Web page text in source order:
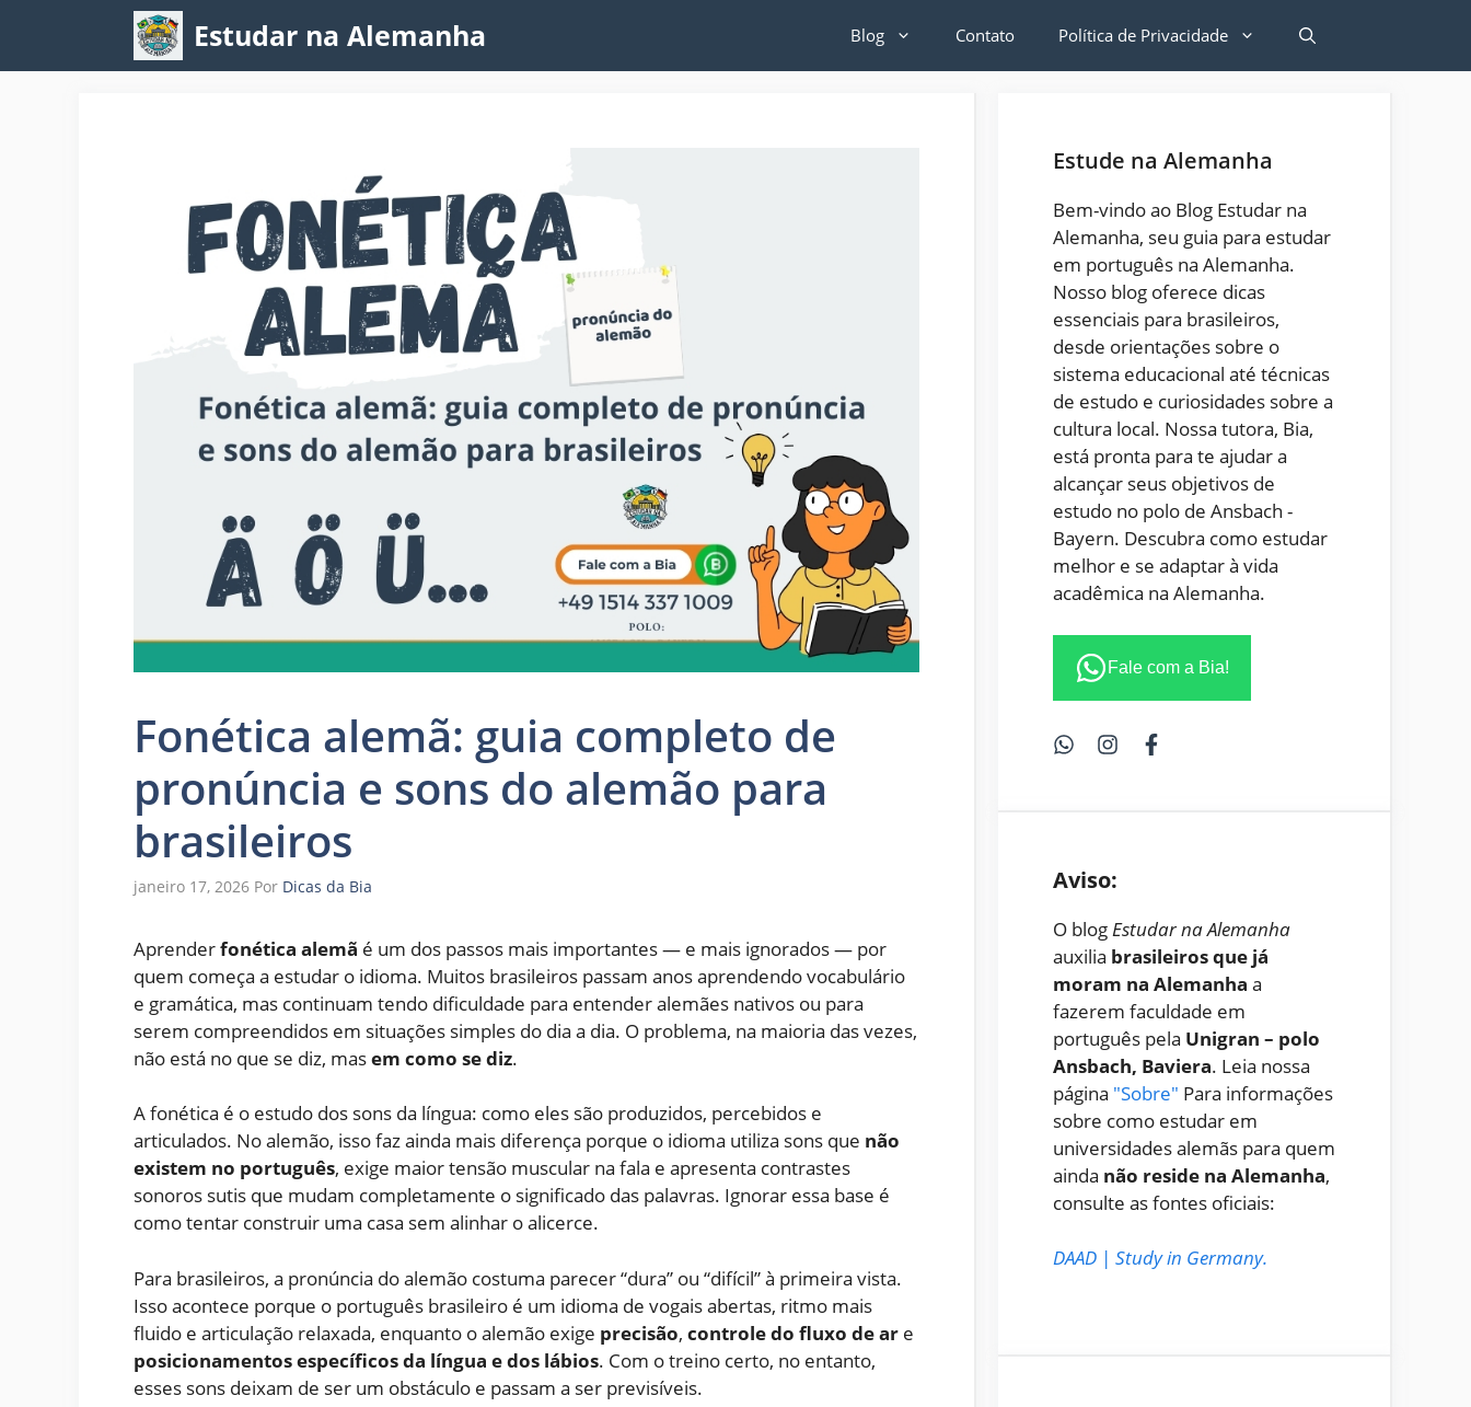
o
Estudar na Alemanha Blog Contato Política de Privacidade
Fonética alemã: guia completo de
pronúncia e sons do alemão para
brasileiros
janeiro 17, 2026 Por Dicas da Bia
Aprenderfonética alemã é um dos passos mais importantes — e mais ignorados — por
quem começa a estudar o idioma. Muitos brasileiros passam anos aprendendo vocabulário
e gramática, mas continuam tendo dificuldade para entender alemães nativos ou para
serem compreendidos em situações simples do dia a dia. O problema, na maioria das vezes,
não está no que se diz, masem como se diz.
A fonética é o estudo dos sons da língua: como eles são produzidos, percebidos e
articulados. No alemão, isso faz ainda mais diferença porque o idioma utiliza sons que não
existem no português, exige maior tensão muscular na fala e apresenta contrastes
sonoros sutis que mudam completamente o significado das palavras. Ignorar essa base é
como tentar construir uma casa sem alinhar o alicerce.
Para brasileiros, a pronúncia do alemão costuma parecer “dura” ou “difícil” à primeira vista.
Isso acontece porque o português brasileiro é um idioma de vogais abertas, ritmo mais
fluido e articulação relaxada, enquanto o alemão exige precisão, controle do fluxo de ar e
posicionamentos específicos da língua e dos lábios. Com o treino certo, no entanto,
esses sons deixam de ser um obstáculo e passam a ser previsíveis.
Estude na Alemanha
Bem-vindo ao Blog Estudar na
Alemanha, seu guia para estudar
em português na Alemanha.
Nosso blog oferece dicas
essenciais para brasileiros,
desde orientações sobre o
sistema educacional até técnicas
de estudo e curiosidades sobre a
cultura local. Nossa tutora, Bia,
está pronta para te ajudar a
alcançar seus objetivos de
estudo no polo de Ansbach -
Bayern. Descubra como estudar
melhor e se adaptar à vida
acadêmica na Alemanha.
Fale com a Bia!
Aviso:
O blog Estudar na Alemanha
auxilia brasileiros que já
moram na Alemanha a
fazerem faculdade em
português pela Unigran – polo
Ansbach, Baviera. Leia nossa
página "Sobre" Para informações
sobre como estudar em
universidades alemãs para quem
ainda não reside na Alemanha,
consulte as fontes oficiais:
DAAD | Study in Germany.